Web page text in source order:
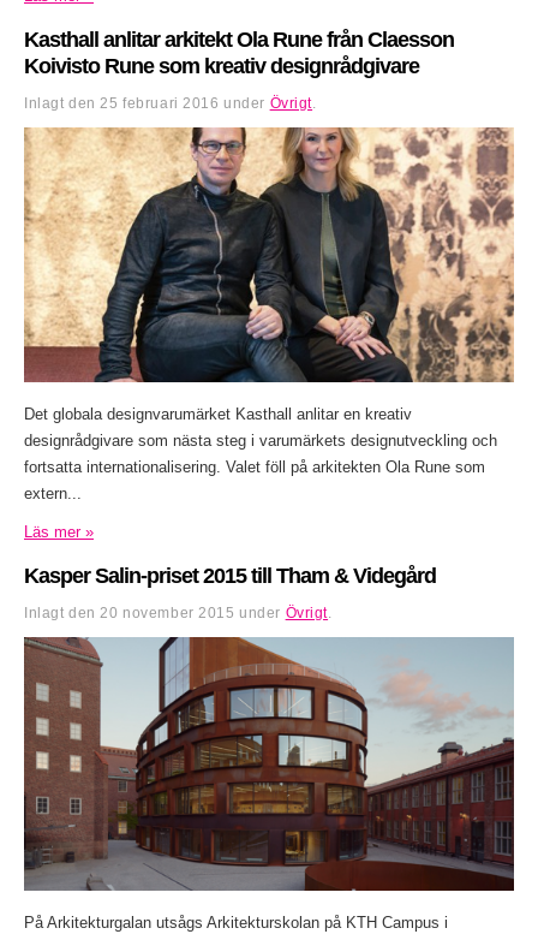
Kasthall anlitar arkitekt Ola Rune från Claesson
Koivisto Rune som kreativ designrådgivare
Inlagt den 25 februari 2016 under Övrigt
Det globala designvarumärket Kasthall anlitar en kreativ
designrådgivare som nästa steg i varumärkets designutveckling och
fortsatta internationalisering. Valet föll på arkitekten Ola Rune som
extern...
Läs mer »
Kasper Salin-priset 2015 till Tham & Videgård
Inlagt den 20 november 2015 under Övrigt
På Arkitekturgalan utsågs Arkitekturskolan på KTH Campus i